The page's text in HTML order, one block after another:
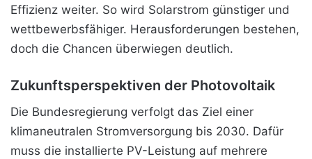
Effizienz weiter. So wird Solarstrom günstiger und
wettbewerbsfähiger. Herausforderungen bestehen,
doch die Chancen überwiegen deutlich.
Zukunftsperspektiven der Photovoltaik
Die Bundesregierung verfolgt das Ziel einer
klimaneutralen Stromversorgung bis 2030. Dafür
muss die installierte PV-Leistung auf mehrere